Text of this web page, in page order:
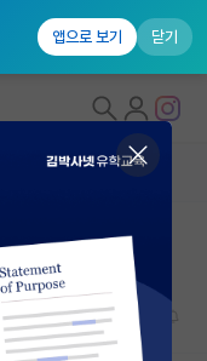
앱으로 보기 닫기